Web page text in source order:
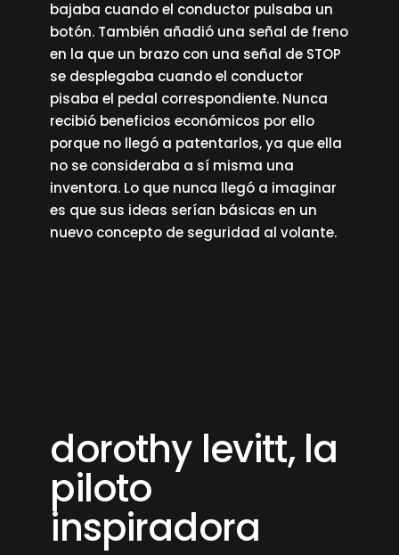
bajaba cuando el conductor pulsaba un
botón. También añadió una señal de freno
en la que un brazo con una señal de STOP
se desplegaba cuando el conductor
pisaba el pedal correspondiente. Nunca
recibió beneficios económicos por ello
porque no llegó a patentarlos, ya que ella
no se consideraba a sí misma una
inventora. Lo que nunca llegó a imaginar
es que sus ideas serían básicas en un
nuevo concepto de seguridad al volante.
dorothy levitt, la
piloto
inspiradora